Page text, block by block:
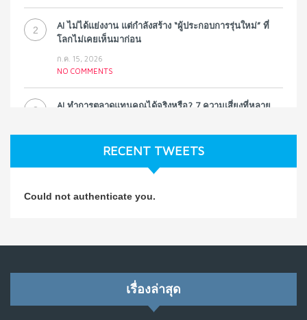
2
AI ไม่ได้แย่งงาน แต่กำลังสร้าง “ผู้ประกอบการรุ่นใหม่” ที่
โลกไม่เคยเห็นมาก่อน
ก.ค. 15, 2026
NO COMMENTS
3
AI ทำการตลาดแทนคุณได้จริงหรือ? 7 ความเสี่ยงที่หลาย
NO COMMENTS
Koe ในแบบอาจารย์บอม
5
รัฐอาจเป็นจุดเริ่มต้นของ “ขบวนการประท้วงดิจิทัล” ครั้งใหม่
RECENT TWEETS
Could not authenticate you.
เรื่องล่าสุด